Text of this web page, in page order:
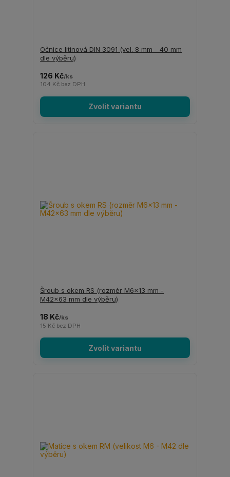
Očnice litinová DIN 3091 (vel. 8 mm - 40 mm
dle výběru)
126 Kč/ks
104 Kč bez DPH
Zvolit variantu
Šroub s okem RS (rozměr M6x13 mm -
M42x63 mm dle výběru)
18 Kč/ks
15 Kč bez DPH
Zvolit variantu